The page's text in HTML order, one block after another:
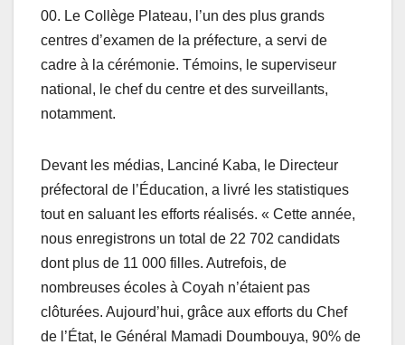
00. Le Collège Plateau, l’un des plus grands
centres d’examen de la préfecture, a servi de
cadre à la cérémonie. Témoins, le superviseur
national, le chef du centre et des surveillants,
notamment.
Devant les médias, Lanciné Kaba, le Directeur
préfectoral de l’Éducation, a livré les statistiques
tout en saluant les efforts réalisés. « Cette année,
nous enregistrons un total de 22 702 candidats
dont plus de 11 000 filles. Autrefois, de
nombreuses écoles à Coyah n’étaient pas
clôturées. Aujourd’hui, grâce aux efforts du Chef
de l’État, le Général Mamadi Doumbouya, 90% de